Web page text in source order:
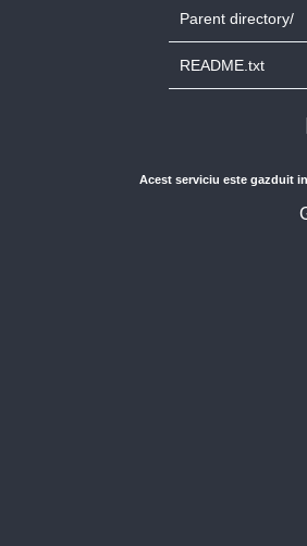
Parent directory/
README.txt
Acest serviciu este gazduit